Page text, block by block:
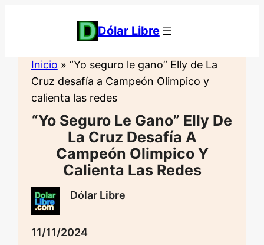
Dólar Libre
Inicio » “Yo seguro le gano” Elly de La
Cruz desafía a Campeón Olimpico y
calienta las redes
“Yo Seguro Le Gano” Elly De
La Cruz Desafía A
Campeón Olimpico Y
Calienta Las Redes
Dólar Libre
11/11/2024